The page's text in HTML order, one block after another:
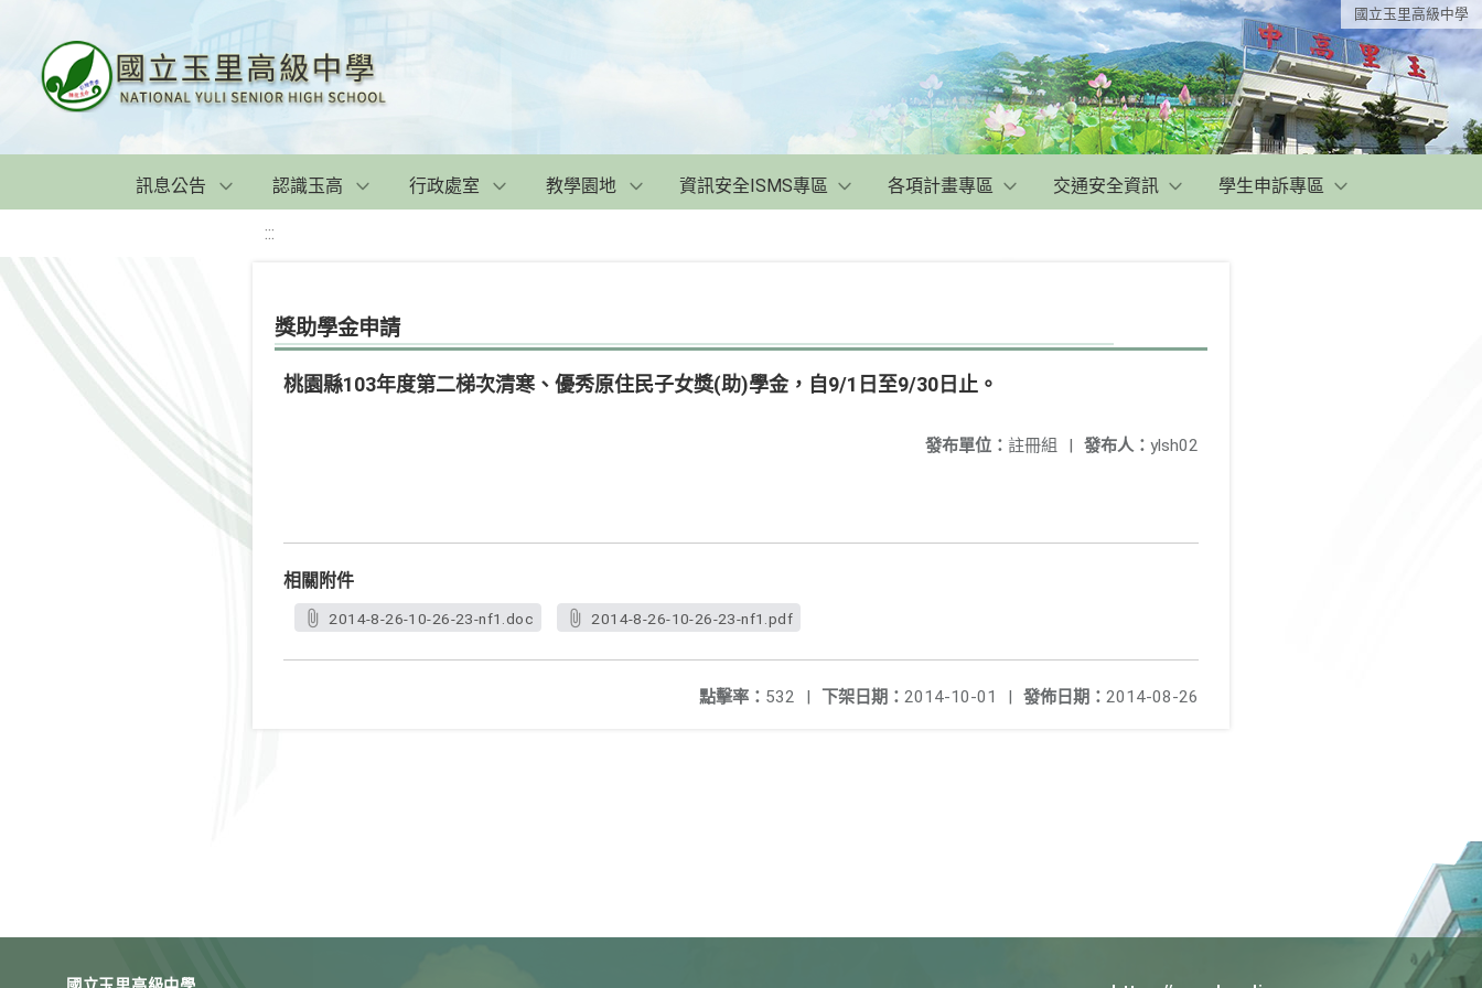
國立玉里高級中學
訊息公告 認識玉高 行政處室 教學園地 資訊安全ISMS專區 各項計畫專區 交通安全資訊 學生申訴專區
:::
獎助學金申請
桃園縣103年度第二梯次清寒、優秀原住民子女獎(助)學金，自9/1日至9/30日止。
發布人： ylsh02
發布單位： 註冊組 |
相關附件
2014-8-26-10-26-23-nf1.doc 2014-8-26-10-26-23-nf1.pdf
發佈日期： 2014-08-26
下架日期： 2014-10-01 |
點擊率： 532 |